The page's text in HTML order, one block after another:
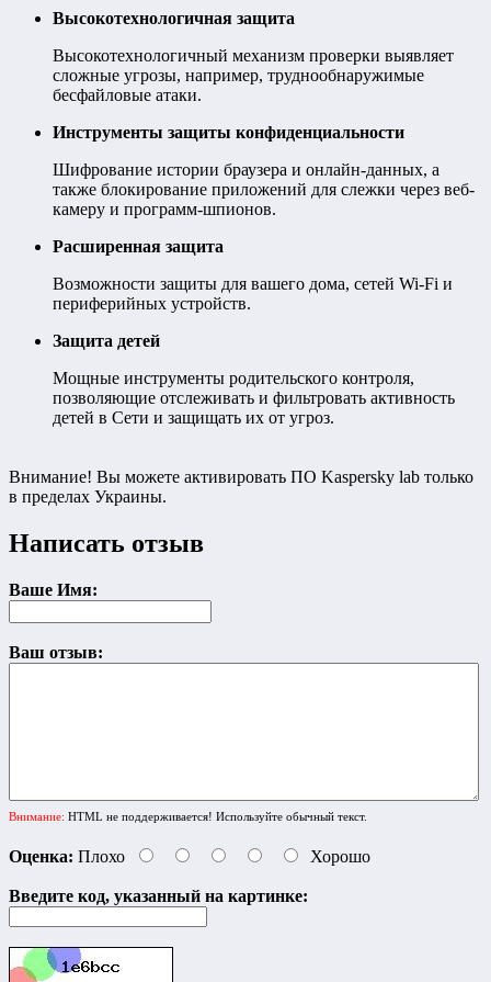
Высокотехнологичная защита
Высокотехнологичный механизм проверки выявляет
сложные угрозы, например, труднообнаружимые
бесфайловые атаки.
Инструменты защиты конфиденциальности
Шифрование истории браузера и онлайн-данных, а
также блокирование приложений для слежки через веб-
камеру и программ-шпионов.
Расширенная защита
Возможности защиты для вашего дома, сетей Wi-Fi и
периферийных устройств.
Защита детей
Мощные инструменты родительского контроля,
позволяющие отслеживать и фильтровать активность
детей в Сети и защищать их от угроз.
Внимание! Вы можете активировать ПО Kaspersky lab только
в пределах Украины.
Написать отзыв
Ваше Имя:
Ваш отзыв:
Внимание: HTML не поддерживается! Используйте обычный текст.
Оценка: Плохо Хорошо
Введите код, указанный на картинке: